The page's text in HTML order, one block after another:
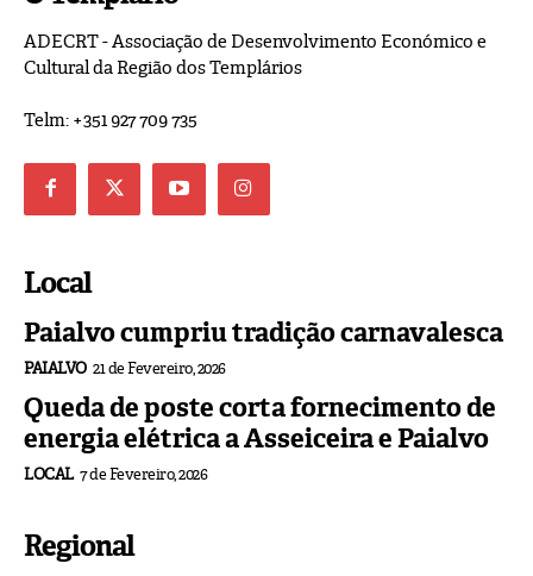
ADECRT - Associação de Desenvolvimento Económico e
Cultural da Região dos Templários
Telm: +351 927 709 735
Local
Paialvo cumpriu tradição carnavalesca
PAIALVO 21 de Fevereiro, 2026
Queda de poste corta fornecimento de
energia elétrica a Asseiceira e Paialvo
LOCAL 7 de Fevereiro, 2026
Regional